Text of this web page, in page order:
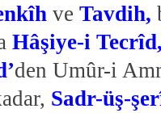
ve Tavdih,
Hâşiye-i
den Umûr-i
Sadr-üş-